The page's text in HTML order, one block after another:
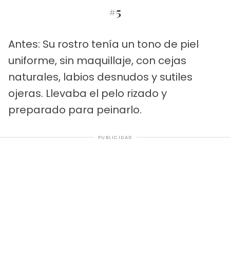
#5
Antes: Su rostro tenía un tono de piel
uniforme, sin maquillaje, con cejas
naturales, labios desnudos y sutiles
ojeras. Llevaba el pelo rizado y
preparado para peinarlo.
PUBLICIDAD